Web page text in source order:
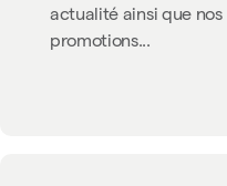
actualité ainsi que nos
promotions...